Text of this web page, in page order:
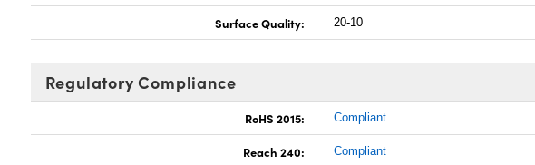
Surface Quality: 20-10
Regulatory Compliance
RoHS 2015: Compliant
Reach 240: Compliant